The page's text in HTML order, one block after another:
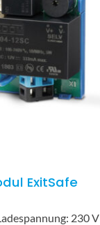
ExitSafe
230 V